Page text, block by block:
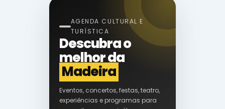
AGENDA CULTURAL E
TURÍSTICA
Descubra o
melhor da
Madeira
Eventos, concertos, festas, teatro,
experiências e programas para